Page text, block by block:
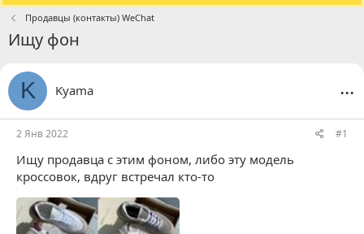
Продавцы (контакты) WeChat
Ищу фон
K Kyama ...
2 Янв 2022 #1
Ищу продавца с этим фоном, либо эту модель
кроссовок, вдруг встречал кто-то